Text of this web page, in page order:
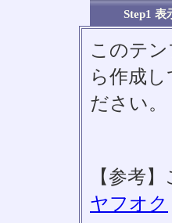
Step1 表
このテ
ら作成
ださい。
【参考
ヤフオク